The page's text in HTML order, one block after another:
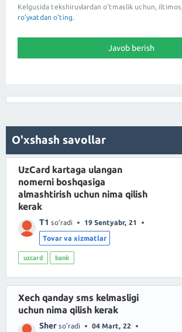
Kelgusida tekshiruvlardan o'tmaslik uchun, iltimos,
ro'yxatdan o'ting.
O'xshash savollar
UzCard kartaga ulangan
nomerni boshqasiga
almashtirish uchun nima qilish
kerak
T1 so'radi 19 Sentyabr, 21
Tovar va xizmatlar
uzcard bank
Xech qanday sms kelmasligi
uchun nima qilish kerak
Sher so'radi 04 Mart, 22